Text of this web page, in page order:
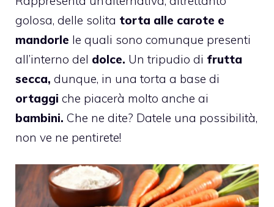
golosa, delle solita torta alle carote e
mandorle le quali sono comunque presenti
all’interno del dolce. Un tripudio di frutta
secca, dunque, in una torta a base di
ortaggi che piacerà molto anche ai
bambini. Che ne dite? Datele una possibilità,
non ve ne pentirete!